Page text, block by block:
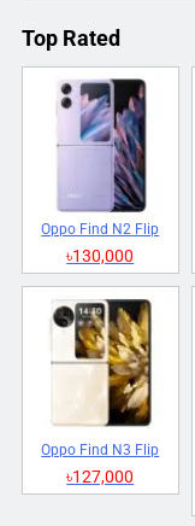
Top Rated
Oppo Find N2 Flip
৳130,000
Oppo Find N3 Flip
৳127,000